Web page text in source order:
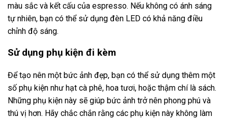
màu sắc và kết cấu của espresso. Nếu không có ánh sáng
tự nhiên, bạn có thể sử dụng đèn LED có khả năng điều
chỉnh độ sáng.
Sử dụng phụ kiện đi kèm
Để tạo nên một bức ảnh đẹp, bạn có thể sử dụng thêm một
số phụ kiện như hạt cà phê, hoa tươi, hoặc thậm chí là sách.
Những phụ kiện này sẽ giúp bức ảnh trở nên phong phú và
thú vị hơn. Hãy chắc chắn rằng các phụ kiện này không làm